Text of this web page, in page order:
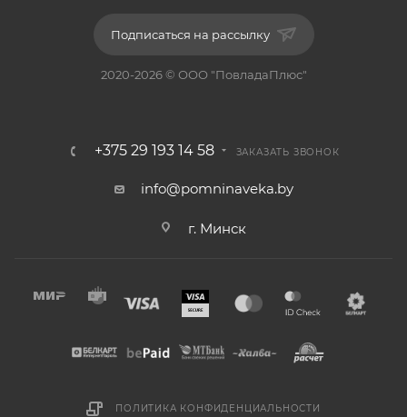
Подписаться на рассылку
2020-2026 © ООО "ПовладаПлюс"
+375 29 193 14 58 ЗАКАЗАТЬ ЗВОНОК
info@pomninaveka.by
г. Минск
ПОЛИТИКА КОНФИДЕНЦИАЛЬНОСТИ